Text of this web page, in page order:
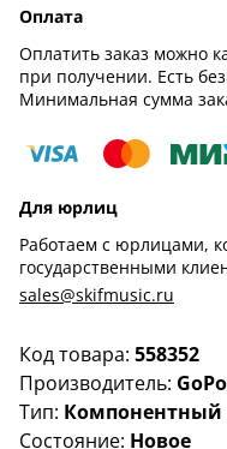
Код товара: 558352
Производитель:
Тип: Компонентный
Состояние: Новое
Оплата
Оплатить заказ можно
при получении. Есть
Минимальная сумма
Для юрлиц
Работаем с юрлицами,
государственными
sales@skifmusic.ru